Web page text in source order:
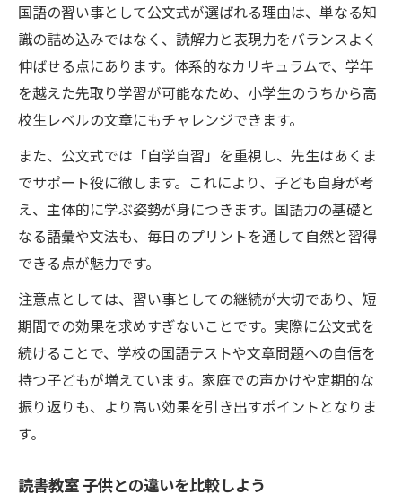
国語の習い事として公文式が選ばれる理由は、単なる知
識の詰め込みではなく、読解力と表現力をバランスよく
伸ばせる点にあります。体系的なカリキュラムで、学年
を越えた先取り学習が可能なため、小学生のうちから高
校生レベルの文章にもチャレンジできます。
また、公文式では「自学自習」を重視し、先生はあくま
でサポート役に徹します。これにより、子ども自身が考
え、主体的に学ぶ姿勢が身につきます。国語力の基礎と
なる語彙や文法も、毎日のプリントを通して自然と習得
できる点が魅力です。
注意点としては、習い事としての継続が大切であり、短
期間での効果を求めすぎないことです。実際に公文式を
続けることで、学校の国語テストや文章問題への自信を
持つ子どもが増えています。家庭での声かけや定期的な
振り返りも、より高い効果を引き出すポイントとなりま
す。
読書教室 子供との違いを比較しよう